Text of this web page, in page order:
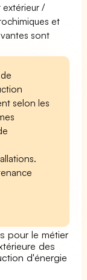
extérieur /
et
sont
selon les
pour le métier
des
d'énergie